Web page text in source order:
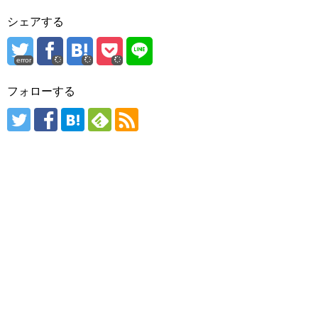
シェアする
error
フォローする